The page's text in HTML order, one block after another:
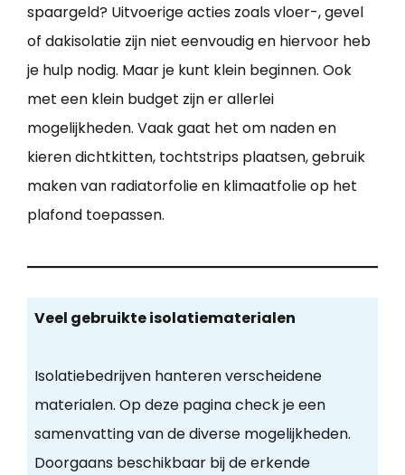
spaargeld? Uitvoerige acties zoals vloer-, gevel
of dakisolatie zijn niet eenvoudig en hiervoor heb
je hulp nodig. Maar je kunt klein beginnen. Ook
met een klein budget zijn er allerlei
mogelijkheden. Vaak gaat het om naden en
kieren dichtkitten, tochtstrips plaatsen, gebruik
maken van radiatorfolie en klimaatfolie op het
plafond toepassen.
Veel gebruikte isolatiematerialen
Isolatiebedrijven hanteren verscheidene
materialen. Op deze pagina check je een
samenvatting van de diverse mogelijkheden.
Doorgaans beschikbaar bij de erkende